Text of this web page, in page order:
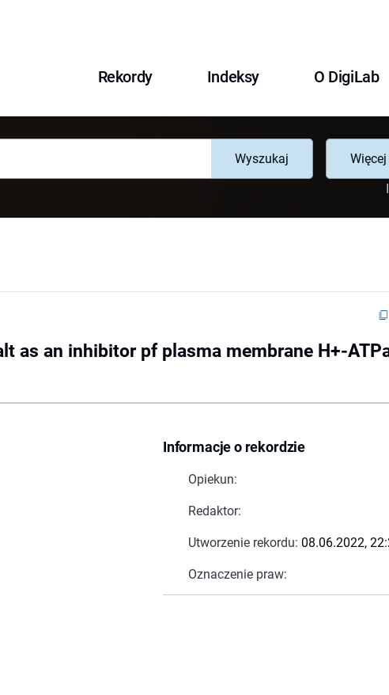
Rekordy Indeksy O DigiLab
Wyszukaj
as an inhibitor pf plasma membrane H+-
Informacje o rekordzie
Opiekun:
Redaktor:
Utworzenie rekordu: 08.06.2022,
Oznaczenie praw: